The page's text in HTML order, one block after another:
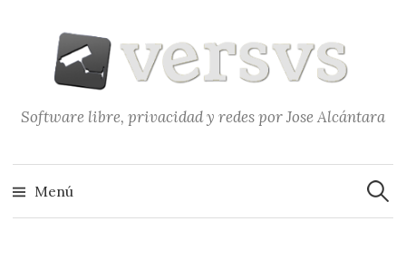
contenido
Software libre, privacidad y redes por Jose Alcántara
Menú